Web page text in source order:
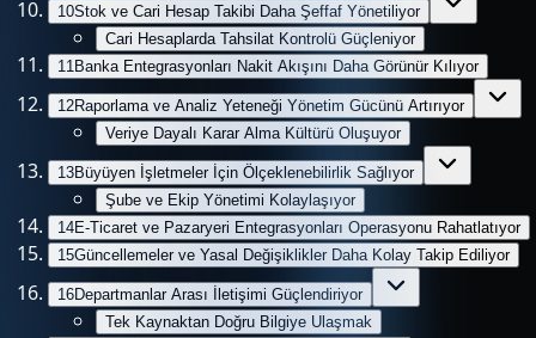
10Stok ve Cari Hesap Takibi Daha Şeffaf Yönetiliyor
Cari Hesaplarda Tahsilat Kontrolü Güçleniyor
11 Banka Entegrasyonları Nakit Akışını Daha Görünür Kılıyor
12Raporlama ve Analiz Yeteneği Yönetim Gücünü Artırıyor
Veriye Dayalı Karar Alma Kültürü Oluşuyor
13Büyüyen İşletmeler İçin Ölçeklenebilirlik Sağlıyor
Şube ve Ekip Yönetimi Kolaylaşıyor
14E-Ticaret ve Pazaryeri Entegrasyonları Operasyonu Rahatlatıyor
15Güncellemeler ve Yasal Değişiklikler Daha Kolay Takip Ediliyor
16Departmanlar Arası İletişimi Güçlendiriyor
Tek Kaynaktan Doğru Bilgiye Ulaşmak